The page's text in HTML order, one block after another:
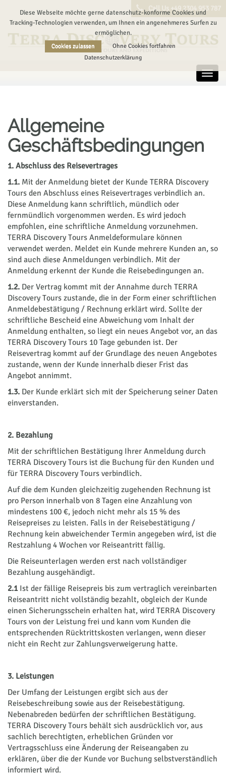
Call Us +49 2304 953 787
Allgemeine
Geschäftsbedingungen
1. Abschluss des Reisevertrages
1.1. Mit der Anmeldung bietet der Kunde TERRA Discovery
Tours den Abschluss eines Reisevertrages verbindlich an.
Diese Anmeldung kann schriftlich, mündlich oder
fernmündlich vorgenommen werden. Es wird jedoch
empfohlen, eine schriftliche Anmeldung vorzunehmen.
TERRA Discovery Tours Anmeldeformulare können
verwendet werden. Meldet ein Kunde mehrere Kunden an, so
sind auch diese Anmeldungen verbindlich. Mit der
Anmeldung er­kennt der Kunde die Reisebedingungen an.
1.2. Der Vertrag kommt mit der Annahme durch TERRA
Discovery Tours zustande, die in der Form einer schriftlichen
Anmeldebestätigung / Rechnung erklärt wird. Sollte der
schriftliche Bescheid eine Abweichung vom Inhalt der
Anmeldung enthalten, so liegt ein neues Angebot vor, an das
TERRA Discovery Tours 10 Tage gebunden ist. Der
Reisevertrag kommt auf der Grundlage des neuen Angebotes
zustande, wenn der Kun­de innerhalb die­ser Frist das
Angebot annimmt.
1.3. Der Kunde erklärt sich mit der Speicherung seiner Daten
einverstanden.
2. Bezahlung
Mit der schriftlichen Bestätigung Ihrer Anmeldung durch
TERRA Discovery Tours ist die Buchung für den Kunden und
für TERRA Discovery Tours verbindlich.
Auf die dem Kunden gleichzeitig zugehenden Rechnung ist
pro Person innerhalb von 8 Tagen eine Anzahlung von
mindestens 100 €, jedoch nicht mehr als 15 % des
Reisepreises zu leisten. Falls in der Reisebestätigung /
Rechnung kein abweichender Termin angegeben wird, ist die
Restzahlung 4 Wochen vor Reiseantritt fällig.
Die Reiseunterlagen werden erst nach vollständiger
Bezahlung ausgehändigt.
2.1Ist der fällige Reisepreis bis zum vertraglich vereinbarten
Reiseantritt nicht vollständig bezahlt, obgleich der Kunde
einen Sicherungsschein erhalten hat, wird TERRA Discovery
Tours von der Leistung frei und kann vom Kunden die
entsprechenden Rücktrittskosten verlangen, wenn dieser
nicht ein Recht zur Zahlungsverweigerung hatte.
3. Leistungen
Der Umfang der Leistungen ergibt sich aus der
Reisebeschreibung sowie aus der Reisebestätigung.
Nebenabreden bedürfen der schriftlichen Bestätigung.
TERRA Discovery Tours behält sich ausdrücklich vor, aus
sachlich berechtigten, erheblichen Gründen vor
Vertragsschluss eine Änderung der Reiseangaben zu
erklären, über die der Kunde vor Buchung selbstverständlich
informiert wird.
Diese Webseite möchte gerne datenschutz-konforme Cookies und
Tracking-Technologien verwenden, um Ihnen ein angenehmeres Surfen zu
ermöglichen.
Cookies zulassen
Ohne Cookies fortfahren
Datenschutzerklärung